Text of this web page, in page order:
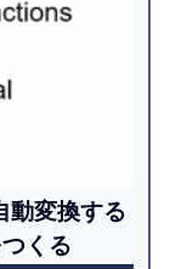
動変換する
くる